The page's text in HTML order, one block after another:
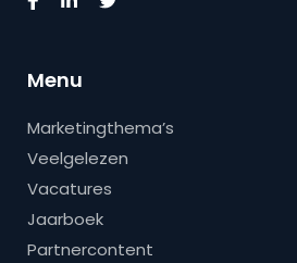
Menu
Marketingthema’s
Veelgelezen
Vacatures
Jaarboek
Partnercontent